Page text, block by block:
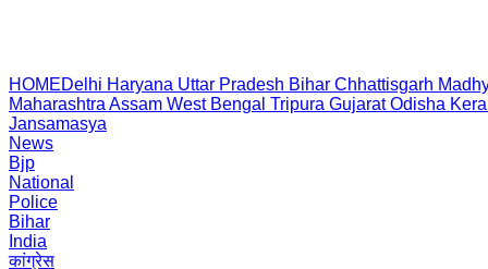
HOMEDelhi Haryana Uttar Pradesh Bihar Chhattisgarh
Maharashtra Assam West Bengal Tripura Gujarat Odisha
Jansamasya
News
Bjp
National
Police
Bihar
India
कांग्रेस